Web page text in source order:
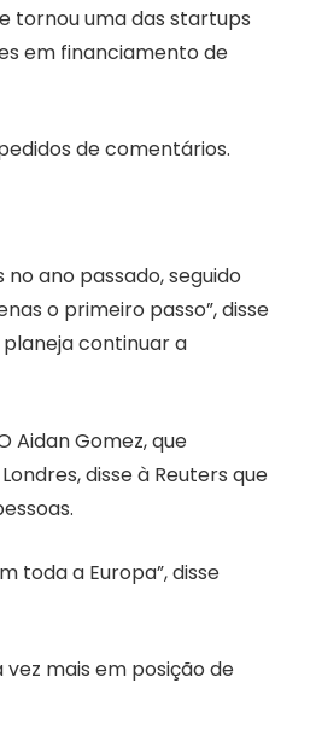
tornou uma das startups
em financiamento de
de comentários.
ano passado, seguido
o primeiro passo”, disse
continuar a
Aidan Gomez, que
disse à Reuters que
toda a Europa”, disse
mais em posição de